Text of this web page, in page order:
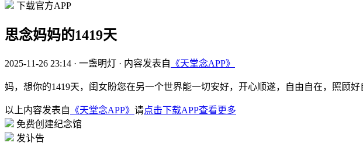
下载官方APP
思念妈妈的1419天
2025-11-26 23:14 · 一盏明灯 · 内容发表自 《天堂念APP》
妈，想你的1419天，闺女盼您在另一个世界能一切安好，开心顺遂，自由自在，照顾
以上内容发表自 《天堂念APP》 请点击下载APP查看更多
免费创建纪念馆
发讣告